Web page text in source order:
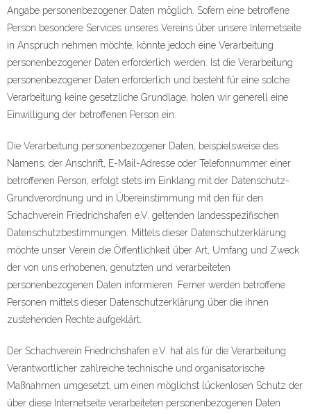
Angabe personenbezogener Daten möglich. Sofern eine betroffene
Person besondere Services unseres Vereins über unsere Internetseite
in Anspruch nehmen möchte, könnte jedoch eine Verarbeitung
personenbezogener Daten erforderlich werden. Ist die Verarbeitung
personenbezogener Daten erforderlich und besteht für eine solche
Verarbeitung keine gesetzliche Grundlage, holen wir generell eine
Einwilligung der betroffenen Person ein.
Die Verarbeitung personenbezogener Daten, beispielsweise des
Namens, der Anschrift, E-Mail-Adresse oder Telefonnummer einer
betroffenen Person, erfolgt stets im Einklang mit der Datenschutz-
Grundverordnung und in Übereinstimmung mit den für den
Schachverein Friedrichshafen e.V. geltenden landesspezifischen
Datenschutzbestimmungen. Mittels dieser Datenschutzerklärung
möchte unser Verein die Öffentlichkeit über Art, Umfang und Zweck
der von uns erhobenen, genutzten und verarbeiteten
personenbezogenen Daten informieren. Ferner werden betroffene
Personen mittels dieser Datenschutzerklärung über die ihnen
zustehenden Rechte aufgeklärt.
Der Schachverein Friedrichshafen e.V. hat als für die Verarbeitung
Verantwortlicher zahlreiche technische und organisatorische
Maßnahmen umgesetzt, um einen möglichst lückenlosen Schutz der
über diese Internetseite verarbeiteten personenbezogenen Daten